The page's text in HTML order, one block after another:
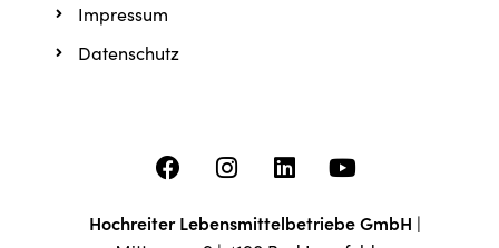
Impressum
Datenschutz
Hochreiter Lebensmittelbetriebe GmbH |